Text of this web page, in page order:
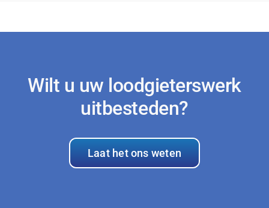
Wilt u uw loodgieterswerk
uitbesteden?
Laat het ons weten